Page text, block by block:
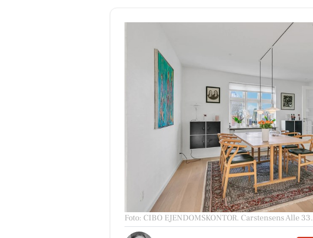
Foto: CIBO EJENDOMSKONTOR. Carstensens Alle 33.